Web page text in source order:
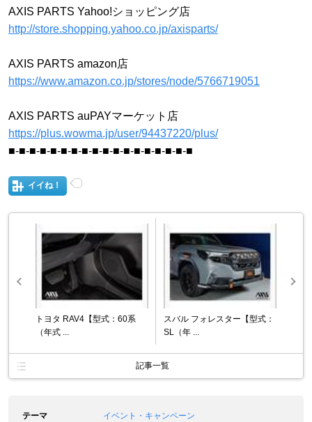
AXIS PARTS Yahoo!ショッピング店
http://store.shopping.yahoo.co.jp/axisparts/
AXIS PARTS amazon店
https://www.amazon.co.jp/stores/node/5766719051
AXIS PARTS auPAYマーケット店
https://plus.wowma.jp/user/94437220/plus/
■-■-■-■-■-■-■-■-■-■-■-■-■-■-■-■-■-■
イイね！
トヨタ RAV4【型式：60系
（年式 ...
スバル フォレスター【型式：
SL（年 ...
記事一覧
テーマ
イベント・キャンペーン